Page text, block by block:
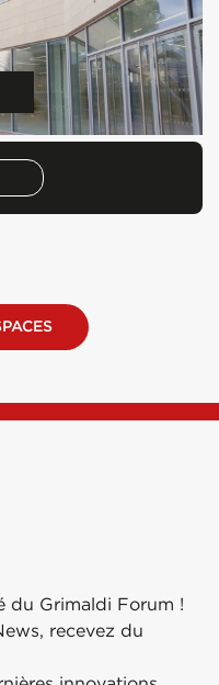
du Grimaldi Forum !
recevez du